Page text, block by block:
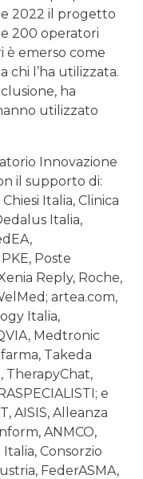
2022 il progetto
200 operatori
è emerso come
chi l’ha utilizzata.
ha
utilizzato
Innovazione
il supporto di:
Italia, Clinica
Italia,
Poste
Reply, Roche,
artea.com,
Italia,
Medtronic
Takeda
TherapyChat,
e
AISIS, Alleanza
ANMCO,
Italia, Consorzio
FederASMA,